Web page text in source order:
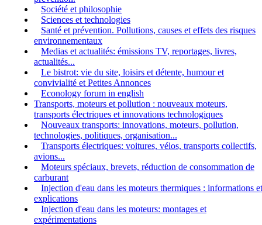
Société et philosophie
Sciences et technologies
Santé et prévention. Pollutions, causes et effets des risques
environnementaux
Medias et actualités: émissions TV, reportages, livres,
actualités...
Le bistrot: vie du site, loisirs et détente, humour et
convivialité et Petites Annonces
Econology forum in english
Transports, moteurs et pollution : nouveaux moteurs,
transports électriques et innovations technologiques
Nouveaux transports: innovations, moteurs, pollution,
technologies, politiques, organisation...
Transports électriques: voitures, vélos, transports collectifs,
avions...
Moteurs spéciaux, brevets, réduction de consommation de
carburant
Injection d'eau dans les moteurs thermiques : informations et
explications
Injection d'eau dans les moteurs: montages et
expérimentations